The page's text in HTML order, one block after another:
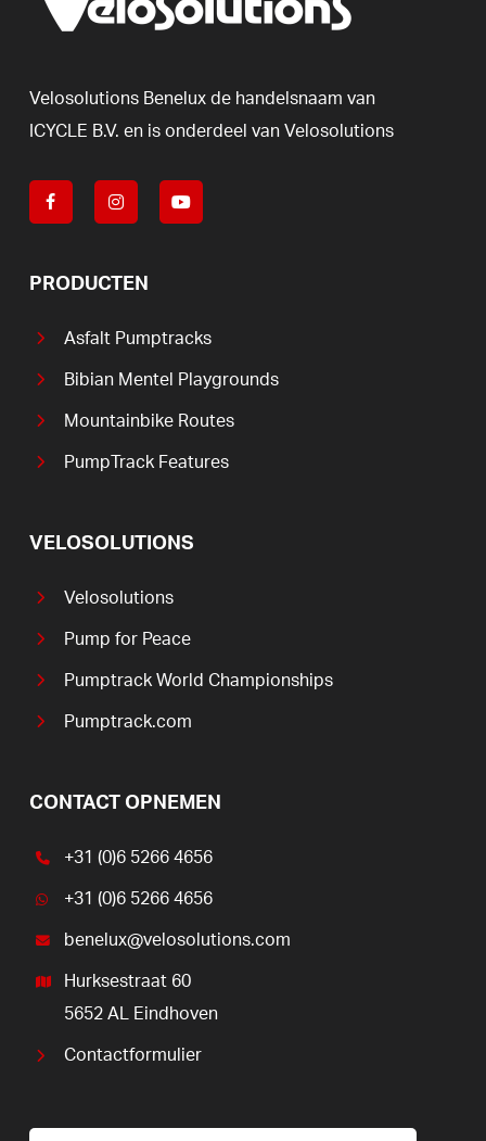
Velosolutions Benelux de handelsnaam van
ICYCLE B.V. en is onderdeel van Velosolutions
PRODUCTEN
Asfalt Pumptracks
Bibian Mentel Playgrounds
Mountainbike Routes
PumpTrack Features
VELOSOLUTIONS
Velosolutions
Pump for Peace
Pumptrack World Championships
Pumptrack.com
CONTACT OPNEMEN
+31 (0)6 5266 4656
+31 (0)6 5266 4656
benelux@velosolutions.com
Hurksestraat 60
5652 AL Eindhoven
Contactformulier